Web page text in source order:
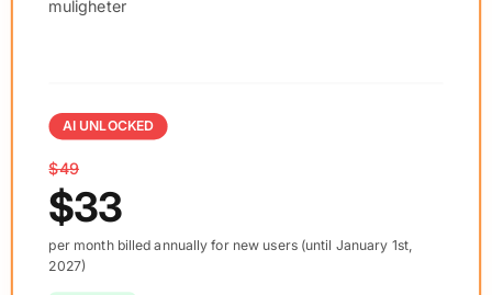
muligheter
AI UNLOCKED
$49
$33
per month billed annually for new users (until January 1st,
2027)